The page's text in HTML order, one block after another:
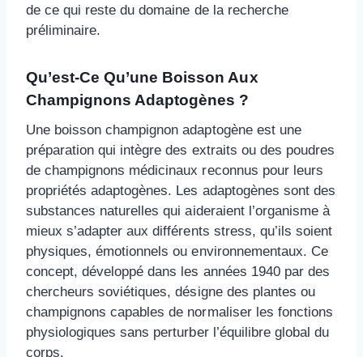
de ce qui reste du domaine de la recherche
préliminaire.
Qu’est-Ce Qu’une Boisson Aux
Champignons Adaptogènes ?
Une boisson champignon adaptogène est une
préparation qui intègre des extraits ou des poudres
de champignons médicinaux reconnus pour leurs
propriétés adaptogènes. Les adaptogènes sont des
substances naturelles qui aideraient l’organisme à
mieux s’adapter aux différents stress, qu’ils soient
physiques, émotionnels ou environnementaux. Ce
concept, développé dans les années 1940 par des
chercheurs soviétiques, désigne des plantes ou
champignons capables de normaliser les fonctions
physiologiques sans perturber l’équilibre global du
corps.